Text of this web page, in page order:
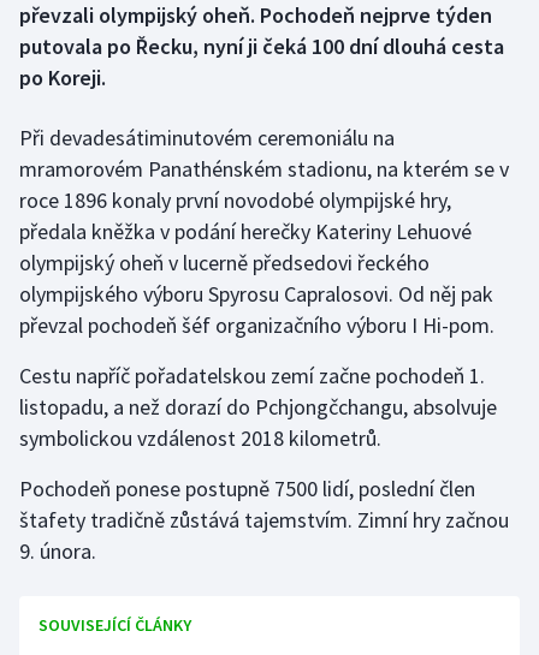
Box
Curling
Dostihy
Florbal
Golf
Gymnastika
Házená
Jezdectví
Judo
převzali olympijský oheň. Pochodeň nejprve týden
putovala po Řecku, nyní ji čeká 100 dní dlouhá cesta
po Koreji.
Při devadesátiminutovém ceremoniálu na
mramorovém Panathénském stadionu, na kterém se v
roce 1896 konaly první novodobé olympijské hry,
předala kněžka v podání herečky Kateriny Lehuové
olympijský oheň v lucerně předsedovi řeckého
olympijského výboru Spyrosu Capralosovi. Od něj pak
převzal pochodeň šéf organizačního výboru I Hi-pom.
Cestu napříč pořadatelskou zemí začne pochodeň 1.
listopadu, a než dorazí do Pchjongčchangu, absolvuje
symbolickou vzdálenost 2018 kilometrů.
Pochodeň ponese postupně 7500 lidí, poslední člen
štafety tradičně zůstává tajemstvím. Zimní hry začnou
9. února.
SOUVISEJÍCÍ ČLÁNKY